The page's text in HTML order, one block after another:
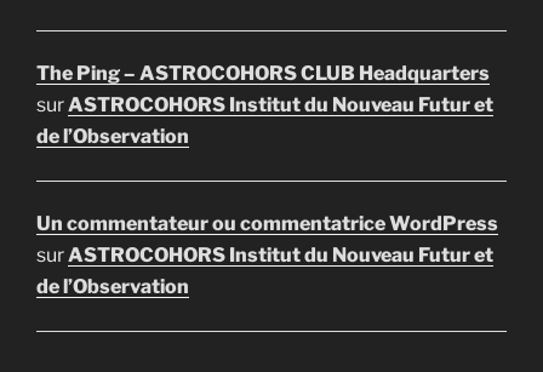
The Ping – ASTROCOHORS CLUB Headquarters
surASTROCOHORS Institut du Nouveau Futur et
de l’Observation
Un commentateur ou commentatrice WordPress
surASTROCOHORS Institut du Nouveau Futur et
de l’Observation